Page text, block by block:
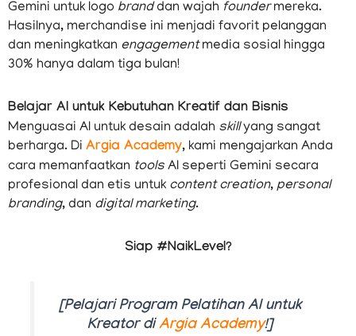
Gemini untuk logo branddan wajah foundermereka.
Hasilnya, merchandise ini menjadi favorit pelanggan
dan meningkatkan engagementmedia sosial hingga
30% hanya dalam tiga bulan!
Belajar AI untuk Kebutuhan Kreatif dan Bisnis
Menguasai AI untuk desain adalah skillyang sangat
berharga. Di Argia Academy, kami mengajarkan Anda
cara memanfaatkan tools AI seperti Gemini secara
profesional dan etis untuk content creation, personal
branding, dan digital marketing.
Siap #NaikLevel?
[Pelajari Program Pelatihan AI untuk
Kreator diArgia Academy!]